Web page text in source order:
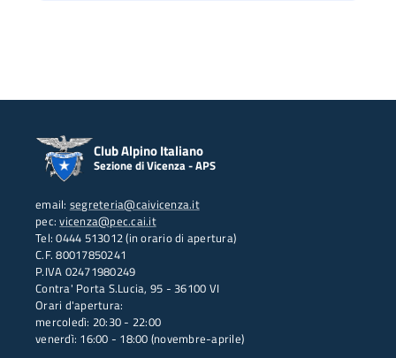
Club Alpino Italiano
Sezione di Vicenza - APS
email: segreteria@caivicenza.it
pec:vicenza@pec.cai.it
Tel: 0444 513012 (in orario di apertura)
C.F. 80017850241
P.IVA 02471980249
Contra' Porta S.Lucia, 95 - 36100 VI
Orari d'apertura:
mercoledì: 20:30 - 22:00
venerdì: 16:00 - 18:00 (novembre-aprile)